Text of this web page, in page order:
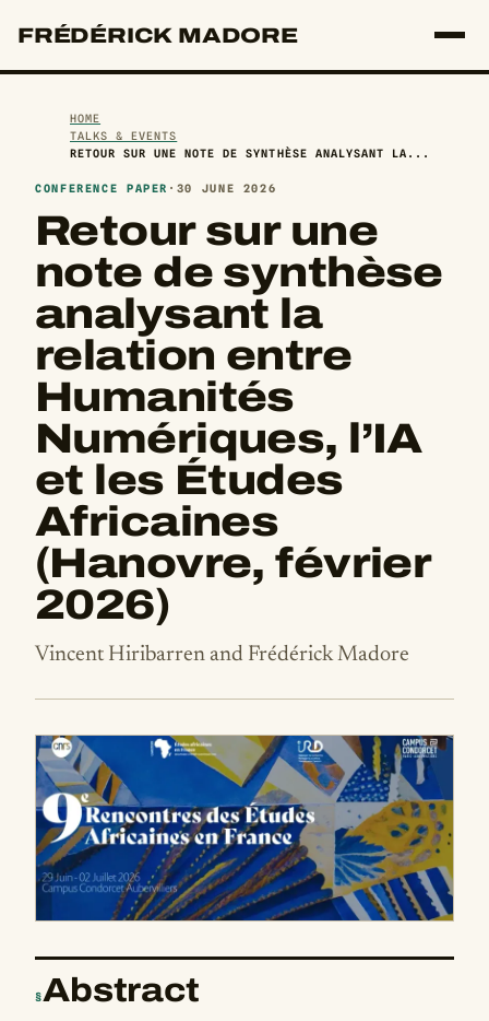
FRÉDÉRICK MADORE
HOME
TALKS & EVENTS
RETOUR SUR UNE NOTE DE SYNTHÈSE ANALYSANT LA...
CONFERENCE PAPER · 30 JUNE 2026
Retour sur une
note de synthèse
analysant la
relation entre
Humanités
Numériques, l’IA
et les Études
Africaines
(Hanovre, février
2026)
Vincent Hiribarren and Frédérick Madore
§Abstract